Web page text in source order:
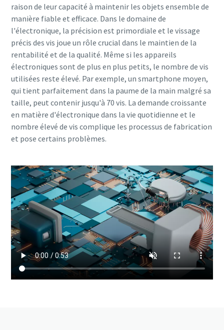
raison de leur capacité à maintenir les objets ensemble de
manière fiable et efficace. Dans le domaine de
l'électronique, la précision est primordiale et le vissage
précis des vis joue un rôle crucial dans le maintien de la
rentabilité et de la qualité. Même si les appareils
électroniques sont de plus en plus petits, le nombre de vis
utilisées reste élevé. Par exemple, un smartphone moyen,
qui tient parfaitement dans la paume de la main malgré sa
taille, peut contenir jusqu'à 70 vis. La demande croissante
en matière d'électronique dans la vie quotidienne et le
nombre élevé de vis complique les processus de fabrication
et pose certains problèmes.